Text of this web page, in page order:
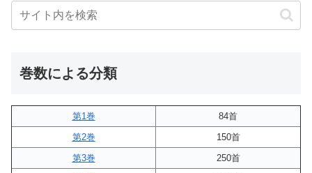
巻数による分類
第1巻
84首
第2巻
150首
第3巻
250首